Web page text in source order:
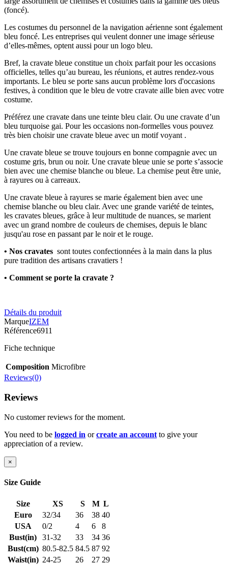
(foncé).
Les costumes du personnel de la navigation aérienne sont également
bleu foncé. Les entreprises qui veulent donner une image sérieuse
d’elles-mêmes, optent aussi pour un logo bleu.
Bref, la cravate bleue constitue un choix parfait pour les occasions
officielles, telles qu’au bureau, les réunions, et autres rendez-vous
importants. Le bleu se porte sans aucun problème lors d'occasions
festives, à condition que le bleu de votre cravate aille bien avec votre
costume.
Préférez une cravate dans une teinte bleu clair. Ou une cravate d’un
bleu turquoise gai. Pour les occasions non-formelles vous pouvez
très bien choisir une cravate bleue avec un motif voyant .
Une cravate bleue se trouve toujours en bonne compagnie avec un
costume gris, brun ou noir. Une cravate bleue unie se porte s’associe
bien avec une chemise blanche ou bleue. La chemise peut être unie,
à rayures ou à carreaux.
Une cravate bleue à rayures se marie également bien avec une
chemise blanche ou bleu clair. Avec une grande variété de teintes,
les cravates bleues, grâce à leur multitude de nuances, se marient
avec un grand nombre de couleurs de chemises, depuis le blanc
jusqu'au rose en passant par le noir et le rouge.
• Nos cravates sont toutes confectionnées à la main dans la plus
pure tradition des artisans cravatiers !
• Comment se porte la cravate ?
Détails du produit
MarqueIZEM
Référence6911
Fiche technique
Composition Microfibre
Reviews(0)
Reviews
No customer reviews for the moment.
You need to be logged in orcreate an account to give your
appreciation of a review.
×
Size Guide
Size XS S M L
Euro
32/34 36 38 40
USA
0/2 4 6
8
Bust(in)
31-32 33 34 36
Bust(cm) 80.5-82.5 84.5 87 92
Waist(in) 24-25 26 27 29